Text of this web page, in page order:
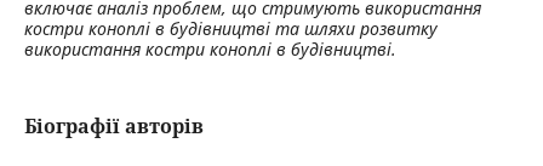
включає аналіз проблем, що стримують використання
костри коноплі в будівництві та шляхи розвитку
використання костри коноплі в будівництві.
Біографії авторів